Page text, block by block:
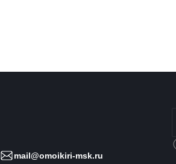
mail@omoikiri-msk.ru